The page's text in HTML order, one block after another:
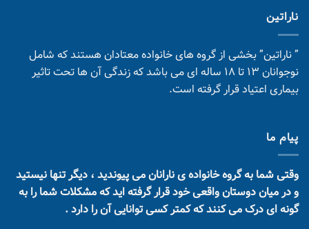
ناراتین
” ناراتین” بخشی از گروه های خانواده معتادان هستند که شامل
نوجوانان 13 تا 18 ساله ای می باشد که زندگی آن ها تحت تاثیر
بیماری اعتیاد قرار گرفته است.
پیام ما
وقتی شما به گروه خانواده ی نارانان می پیوندید ، دیگر تنها نیستید
و در میان دوستان واقعی خود قرار گرفته اید که مشکلات شما را به
گونه ای درک می کنند که کمتر کسی توانایی آن را دارد .